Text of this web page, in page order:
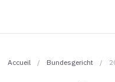
Accueil / Bundesgericht /